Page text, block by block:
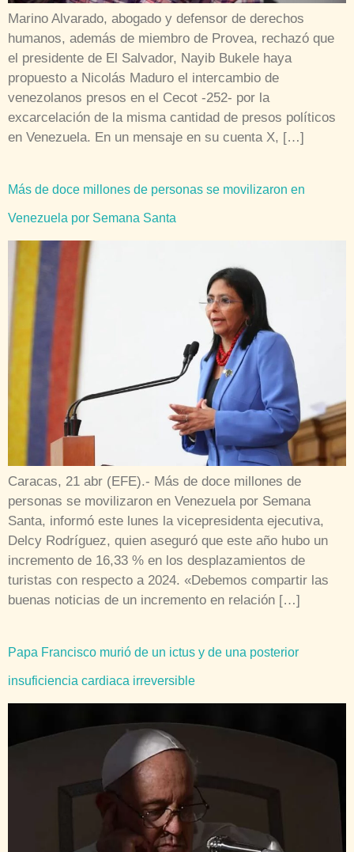
Marino Alvarado, abogado y defensor de derechos
humanos, además de miembro de Provea, rechazó que
el presidente de El Salvador, Nayib Bukele haya
propuesto a Nicolás Maduro el intercambio de
venezolanos presos en el Cecot -252- por la
excarcelación de la misma cantidad de presos políticos
en Venezuela. En un mensaje en su cuenta X, […]
Más de doce millones de personas se movilizaron en
Venezuela por Semana Santa
Caracas, 21 abr (EFE).- Más de doce millones de
personas se movilizaron en Venezuela por Semana
Santa, informó este lunes la vicepresidenta ejecutiva,
Delcy Rodríguez, quien aseguró que este año hubo un
incremento de 16,33 % en los desplazamientos de
turistas con respecto a 2024. «Debemos compartir las
buenas noticias de un incremento en relación […]
Papa Francisco murió de un ictus y de una posterior
insuficiencia cardiaca irreversible